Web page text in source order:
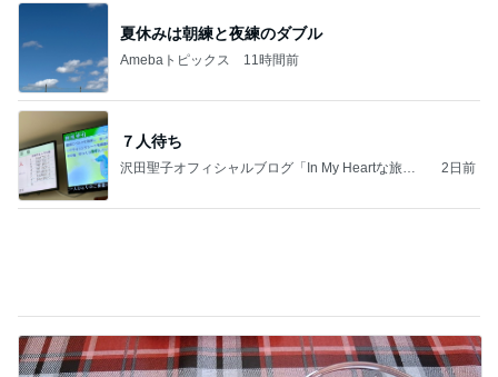
７人待ち
沢田聖子オフィシャルブログ「In My Heartな旅日